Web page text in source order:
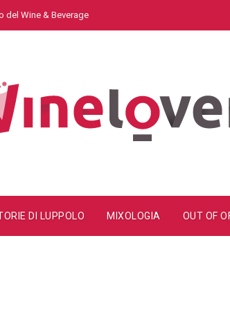
del Wine & Beverage
DI LUPPOLO MIXOLOGIA OUT OF